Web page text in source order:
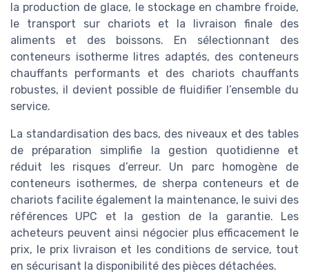
la production de glace, le stockage en chambre froide,
le transport sur chariots et la livraison finale des
aliments et des boissons. En sélectionnant des
conteneurs isotherme litres adaptés, des conteneurs
chauffants performants et des chariots chauffants
robustes, il devient possible de fluidifier l’ensemble du
service.
La standardisation des bacs, des niveaux et des tables
de préparation simplifie la gestion quotidienne et
réduit les risques d’erreur. Un parc homogène de
conteneurs isothermes, de sherpa conteneurs et de
chariots facilite également la maintenance, le suivi des
références UPC et la gestion de la garantie. Les
acheteurs peuvent ainsi négocier plus efficacement le
prix, le prix livraison et les conditions de service, tout
en sécurisant la disponibilité des pièces détachées.